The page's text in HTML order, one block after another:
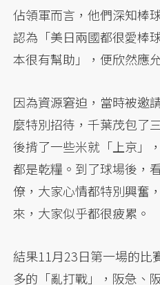
佔領軍而言，他們深知棒
認為「美日兩國都很愛棒
本很有幫助」，便欣然應
因為資源窘迫，當時被邀
麼特別招待，千葉茂包了
後揹了一些米就「上京」
都是乾糧。到了球場後，
僚，大家心情都特別興奮
來，大家似乎都很疲累。
結果11月23日第一場的比
多的「亂打戰」，阪急、